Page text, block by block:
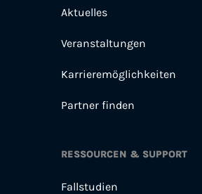
Aktuelles
Veranstaltungen
Karrieremöglichkeiten
Partner finden
RESSOURCEN & SUPPORT
Fallstudien